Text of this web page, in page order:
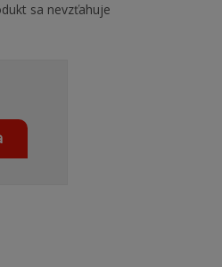
sa nevzťahuje